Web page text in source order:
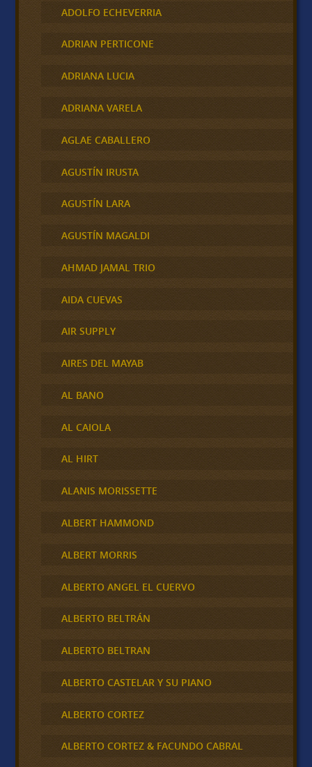
ADOLFO ECHEVERRIA
ADRIAN PERTICONE
ADRIANA LUCIA
ADRIANA VARELA
AGLAE CABALLERO
AGUSTÍN IRUSTA
AGUSTÍN LARA
AGUSTÍN MAGALDI
AHMAD JAMAL TRIO
AIDA CUEVAS
AIR SUPPLY
AIRES DEL MAYAB
AL BANO
AL CAIOLA
AL HIRT
ALANIS MORISSETTE
ALBERT HAMMOND
ALBERT MORRIS
ALBERTO ANGEL EL CUERVO
ALBERTO BELTRÁN
ALBERTO BELTRAN
ALBERTO CASTELAR Y SU PIANO
ALBERTO CORTEZ
ALBERTO CORTEZ & FACUNDO CABRAL